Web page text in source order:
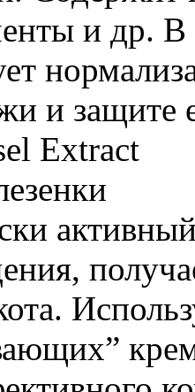
и др. В
и
Extract